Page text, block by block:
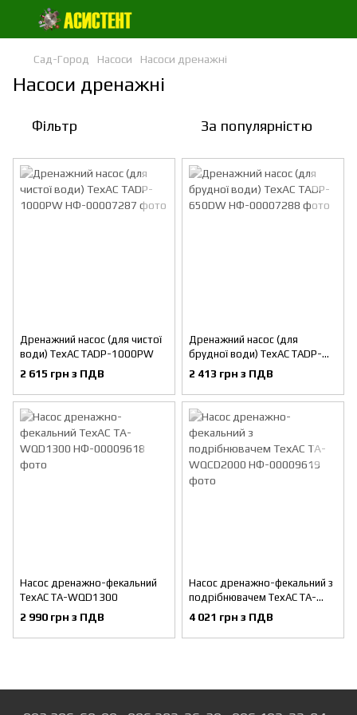
Сад-Город Насоси Насоси дренажні
Насоси дренажні
Фільтр За популярністю
Дренажний насос (для чистої
води) ТехАС ТADP-1000PW
2 615 грн з ПДВ
Дренажний насос (для
брудної води) ТехАС ТАDP-
650DW
2 413 грн з ПДВ
Насос дренажно-фекальний
ТехАС TA-WQD1300
2 990 грн з ПДВ
Насос дренажно-фекальний з
подрібнювачем ТехАС TA-
WQCD2000
4 021 грн з ПДВ